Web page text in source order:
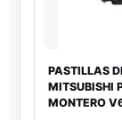
PASTILLAS
MITSUBISHI
MONTERO